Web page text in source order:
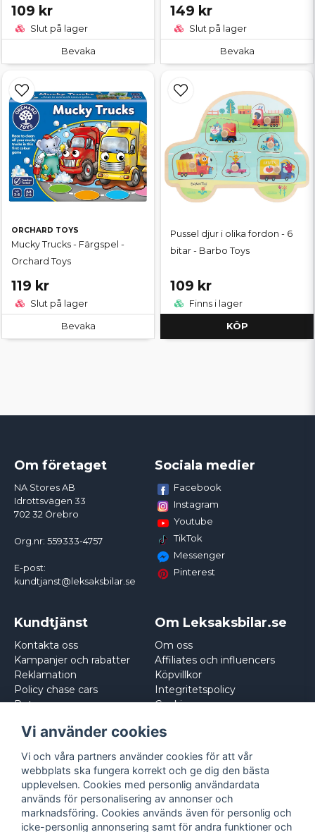
109 kr
Slut på lager
Bevaka
149 kr
Slut på lager
Bevaka
ORCHARD TOYS
Mucky Trucks - Färgspel -
Orchard Toys
119 kr
Slut på lager
Bevaka
Pussel djur i olika fordon - 6
bitar - Barbo Toys
109 kr
Finns i lager
KÖP
Om företaget
NA Stores AB
Idrottsvägen 33
702 32 Örebro
Org.nr: 559333-4757
E-post:
kundtjanst@leksaksbilar.se
Sociala medier
Facebook
Instagram
Youtube
TikTok
Messenger
Pinterest
Kundtjänst
Kontakta oss
Kampanjer och rabatter
Reklamation
Policy chase cars
Returnera
Om Leksaksbilar.se
Om oss
Affiliates och influencers
Köpvillkor
Integritetspolicy
Cookies
Vi använder cookies
Vi och våra partners använder cookies för att vår
webbplats ska fungera korrekt och ge dig den bästa
upplevelsen. Cookies med personlig användardata
används för personalisering av annonser och
marknadsföring. Cookies används även för personlig och
icke-personlig annonsering samt för andra funktioner och